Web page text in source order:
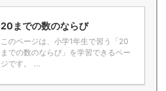
20までの数のならび
このページは、小学1年生で習う「20
までの数のならび」を学習できるペー
ジです。 ...